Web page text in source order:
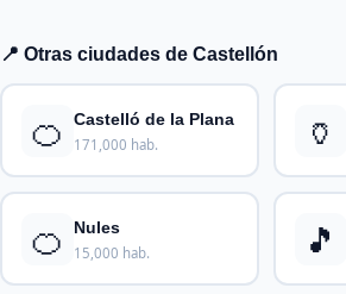
📍 Otras ciudades de Castellón
🍊 Castelló de la Plana
171,000 hab. 🏺
🍊 Nules
15,000 hab. 🎵